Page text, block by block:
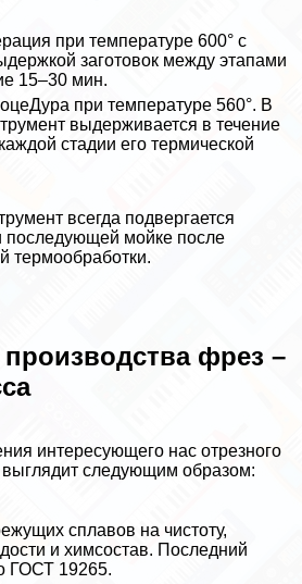
при температуре 600° с
заготовок между этапами
15–30 мин.
при температуре 560°. В
выдерживается в течение
стадии его термической
всегда подвергается
последующей мойке после
термообработки.
производства фрез –
интересующего нас отрезного
следующим образом:
сплавов на чистоту,
и химсостав. Последний
ГОСТ 19265.